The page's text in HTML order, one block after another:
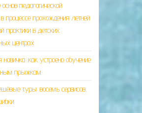
педагогической
процессе прохождения летней
практики в детских
центрах
как устроено обучение
прыжкам
туры: восемь сервисов,